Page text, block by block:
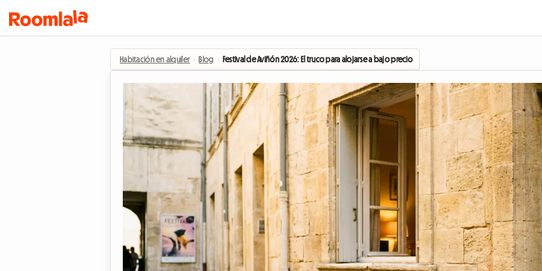
Habitación en alquiler › Blog › Festival de Aviñón 2026: El truco para alojarse a bajo precio en el corazón de la Ciudad de los Papas